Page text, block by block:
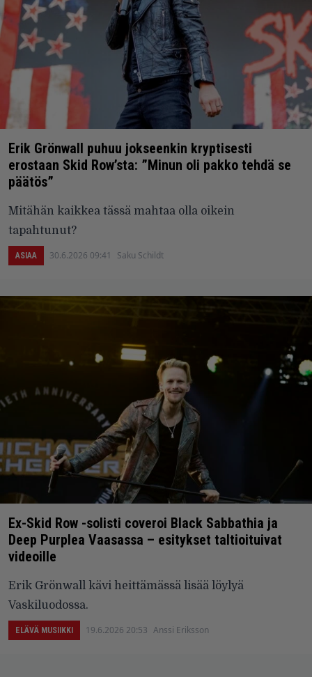
Erik Grönwall puhuu jokseenkin kryptisesti
erostaan Skid Row’sta: ”Minun oli pakko tehdä se
päätös”
Mitähän kaikkea tässä mahtaa olla oikein
tapahtunut?
ASIAA 30.6.2026 09:41 Saku Schildt
Ex-Skid Row -solisti coveroi Black Sabbathia ja
Deep Purplea Vaasassa – esitykset taltioituivat
videoille
Erik Grönwall kävi heittämässä lisää löylyä
Vaskiluodossa.
ELÄVÄ MUSIIKKI 19.6.2026 20:53 Anssi Eriksson